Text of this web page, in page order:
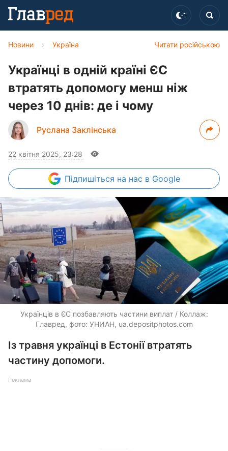
Читати російською
Новини › Україна
Українці в одній країні ЄС
втратять допомогу менш ніж
через 10 днів: де і чому
Руслана Заклінська
22 квітня 2025, 23:28
Підпишіться на нас в Google
Українців в ЄС позбавляють частини виплат / Коллаж:
Главред, фото: УНИАН, ua.depositphotos.com
Із травня українці в Естонії втратять
частину допомоги.
Реклама